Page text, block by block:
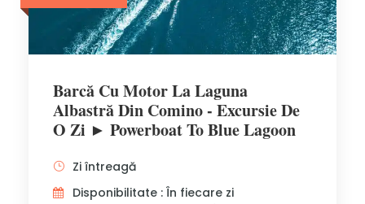
Barcă Cu Motor La Laguna
Albastră Din Comino - Excursie De
O Zi ► Powerboat To Blue Lagoon
Zi întreagă
Disponibilitate : În fiecare zi